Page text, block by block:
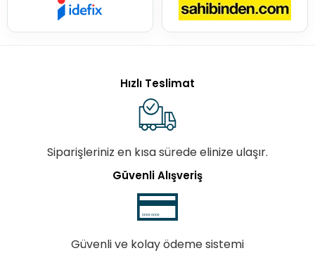
Hızlı Teslimat
Siparişleriniz en kısa sürede elinize ulaşır.
Güvenli Alışveriş
Güvenli ve kolay ödeme sistemi